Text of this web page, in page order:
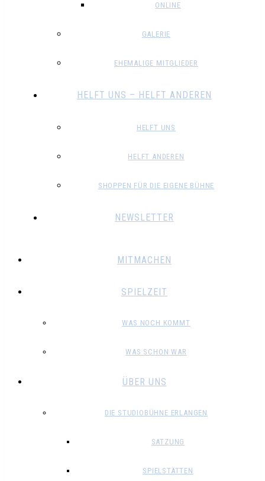
ONLINE
GALERIE
EHEMALIGE MITGLIEDER
HELFT UNS – HELFT ANDEREN
HELFT UNS
HELFT ANDEREN
SHOPPEN FÜR DIE EIGENE BÜHNE
NEWSLETTER
MITMACHEN
SPIELZEIT
WAS NOCH KOMMT
WAS SCHON WAR
ÜBER UNS
DIE STUDIOBÜHNE ERLANGEN
SATZUNG
SPIELSTÄTTEN